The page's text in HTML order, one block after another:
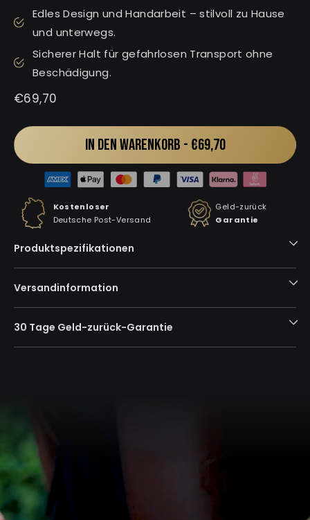
Edles Design und Handarbeit – stilvoll zu Hause
und unterwegs.
Sicherer Halt für gefahrlosen Transport ohne
Beschädigung.
Normaler
€69,70
IN DEN WARENKORB - €69,70
Kostenloser
Deutsche Post-Versand
Geld-zurück
Garantie
Produktspezifikationen
Versandinformation
30 Tage Geld-zurück-Garantie